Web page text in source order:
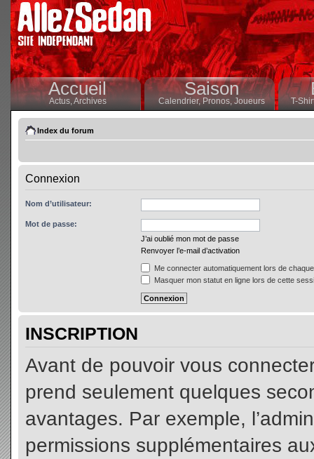
Accueil
Actus,Archives
Saison
Calendrier,Pronos, Joueurs T-
Index du forum
Connexion
Nom d’utilisateur:
Mot de passe:
J’ai oublié mon mot de passe
Renvoyer l’e-mail d’activation
Me connecter automatiquement lors de
Masquer mon statut en ligne lors de cette
INSCRIPTION
Avant de pouvoir vous
prend seulement quelques
avantages. Par exemple,
permissions supplémentaires